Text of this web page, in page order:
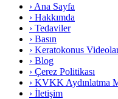
› Ana Sayfa
› Hakkımda
› Tedaviler
› Basın
› Keratokonus
› Blog
› Çerez Politikası
› KVKK Aydınlatma
› İletişim